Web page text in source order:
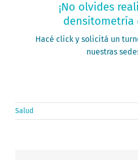
¡No olvides
densitometría
Hacé click y solicitá un
nuestras
PEDIR MI TURNO
Salud